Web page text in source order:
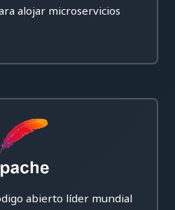
alojar microservicios
abierto líder mundial